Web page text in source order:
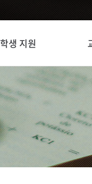
생 지원